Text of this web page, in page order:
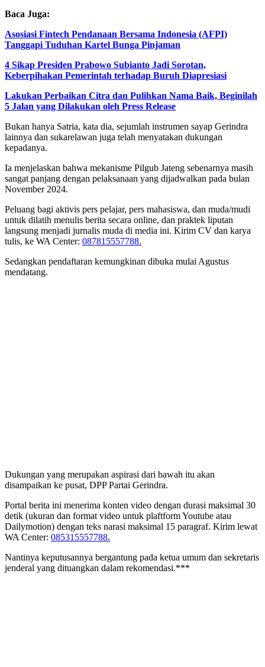
Baca Juga:
Asosiasi Fintech Pendanaan Bersama Indonesia (AFPI)
Tanggapi Tuduhan Kartel Bunga Pinjaman
4 Sikap Presiden Prabowo Subianto Jadi Sorotan,
Keberpihakan Pemerintah terhadap Buruh Diapresiasi
Lakukan Perbaikan Citra dan Pulihkan Nama Baik, Beginilah
5 Jalan yang Dilakukan oleh Press Release
Bukan hanya Satria, kata dia, sejumlah instrumen sayap Gerindra
lainnya dan sukarelawan juga telah menyatakan dukungan
kepadanya.
Ia menjelaskan bahwa mekanisme Pilgub Jateng sebenarnya masih
sangat panjang dengan pelaksanaan yang dijadwalkan pada bulan
November 2024.
Peluang bagi aktivis pers pelajar, pers mahasiswa, dan muda/mudi
untuk dilatih menulis berita secara online, dan praktek liputan
langsung menjadi jurnalis muda di media ini. Kirim CV dan karya
tulis, ke WA Center: 087815557788.
Sedangkan pendaftaran kemungkinan dibuka mulai Agustus
mendatang.
Dukungan yang merupakan aspirasi dari bawah itu akan
disampaikan ke pusat, DPP Partai Gerindra.
Portal berita ini menerima konten video dengan durasi maksimal 30
detik (ukuran dan format video untuk plaftform Youtube atau
Dailymotion) dengan teks narasi maksimal 15 paragraf. Kirim lewat
WA Center: 085315557788.
Nantinya keputusannya bergantung pada ketua umum dan sekretaris
jenderal yang dituangkan dalam rekomendasi.***